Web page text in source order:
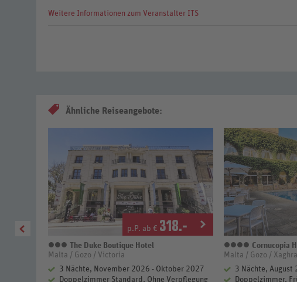
Weitere Informationen zum Veranstalter ITS
Ähnliche Reiseangebote:
p.P. ab € 318.-
3 Sterne
The Duke Boutique Hotel
Malta / Gozo / Victoria
3 Nächte, November 2026 - Oktober 2027
Doppelzimmer Standard, Ohne Verpflegung
4 Sterne
Cornucopia
Malta / Gozo / Xaghra
3 Nächte, August
Doppelzimmer,